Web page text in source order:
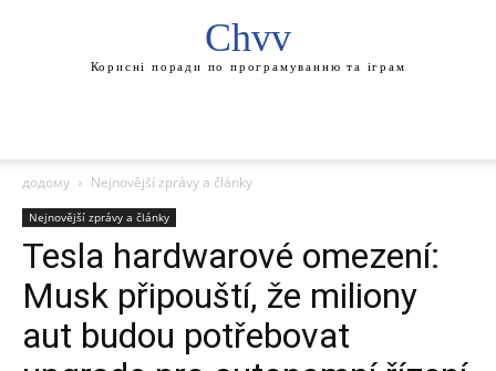
Chvv
Корисні поради по програмуванню та іграм
додому Nejnovější zprávy a články
Nejnovější zprávy a články
Tesla hardwarové omezení:
Musk připouští, že miliony
aut budou potřebovat